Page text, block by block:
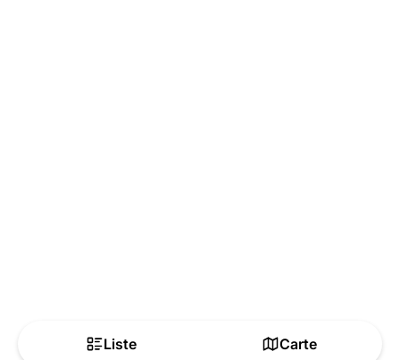
Liste Carte